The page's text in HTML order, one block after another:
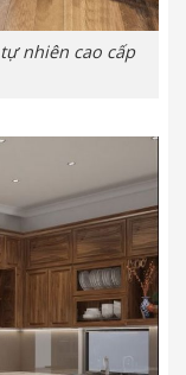
nhiên cao cấp